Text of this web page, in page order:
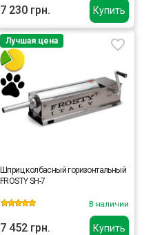
Купить
7 230 грн.
Купить
Лучшая цена
Шприц колбасный горизонтальный
FROSTY SH-7
В наличии
7 452 грн.